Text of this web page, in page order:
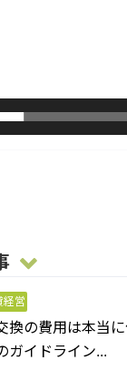
経営
換の費用は本当
ガイドライン...